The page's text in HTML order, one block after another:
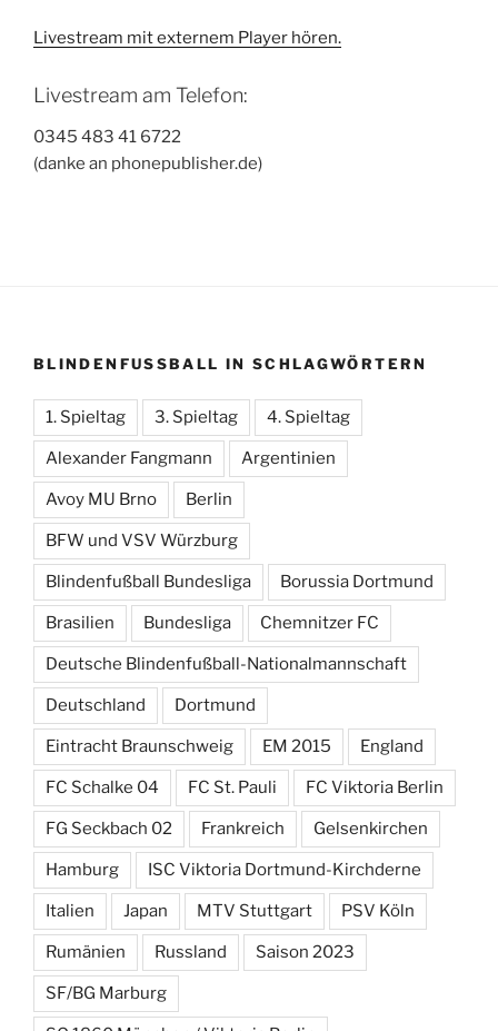
Livestream mit externem Player hören.
Livestream am Telefon:
0345 483 41 6722
(danke an phonepublisher.de)
BLINDENFUSSBALL IN SCHLAGWÖRTERN
1. Spieltag 3. Spieltag 4. Spieltag
Alexander Fangmann Argentinien
Avoy MU Brno Berlin
BFW und VSV Würzburg
Blindenfußball Bundesliga Borussia Dortmund
Brasilien Bundesliga Chemnitzer FC
Deutsche Blindenfußball-Nationalmannschaft
Deutschland Dortmund
Eintracht Braunschweig EM 2015 England
FC Schalke 04 FC St. Pauli FC Viktoria Berlin
FG Seckbach 02 Frankreich Gelsenkirchen
Hamburg ISC Viktoria Dortmund-Kirchderne
Italien Japan MTV Stuttgart PSV Köln
Rumänien Russland Saison 2023
SF/BG Marburg